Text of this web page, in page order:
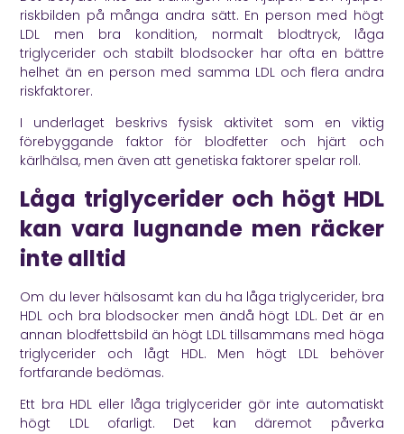
riskbilden på många andra sätt. En person med högt
LDL men bra kondition, normalt blodtryck, låga
triglycerider och stabilt blodsocker har ofta en bättre
helhet än en person med samma LDL och flera andra
riskfaktorer.
I underlaget beskrivs fysisk aktivitet som en viktig
förebyggande faktor för blodfetter och hjärt och
kärlhälsa, men även att genetiska faktorer spelar roll.
Låga triglycerider och högt HDL
kan vara lugnande men räcker
inte alltid
Om du lever hälsosamt kan du ha låga triglycerider, bra
HDL och bra blodsocker men ändå högt LDL. Det är en
annan blodfettsbild än högt LDL tillsammans med höga
triglycerider och lågt HDL. Men högt LDL behöver
fortfarande bedömas.
Ett bra HDL eller låga triglycerider gör inte automatiskt
högt LDL ofarligt. Det kan däremot påverka